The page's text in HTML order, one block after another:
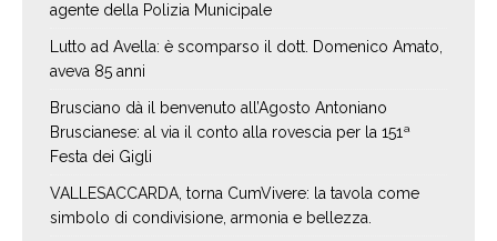
agente della Polizia Municipale
Lutto ad Avella: è scomparso il dott. Domenico Amato,
aveva 85 anni
Brusciano dà il benvenuto all’Agosto Antoniano
Bruscianese: al via il conto alla rovescia per la 151ª
Festa dei Gigli
VALLESACCARDA, torna CumVivere: la tavola come
simbolo di condivisione, armonia e bellezza.